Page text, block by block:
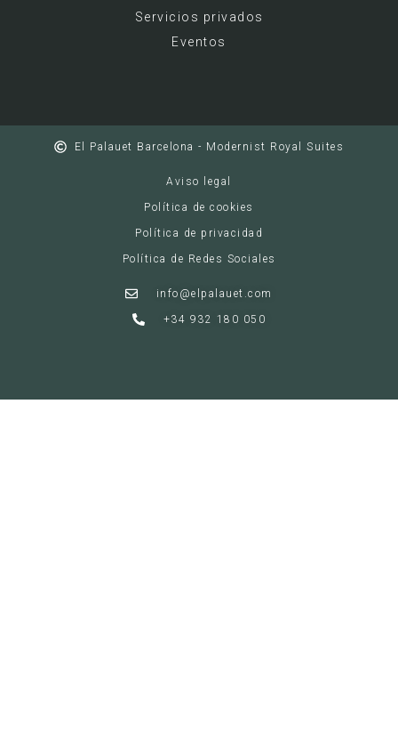
Servicios privados
Eventos
El Palauet Barcelona - Modernist Royal Suites
Aviso legal
Política de cookies
Política de privacidad
Política de Redes Sociales
info@elpalauet.com
+34 932 180 050